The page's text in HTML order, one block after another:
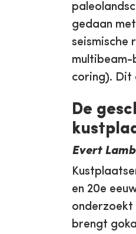
gedaan
seismische
multibeam-
coring). Dit
De
Evert
en 20e
onderzoekt
brengt